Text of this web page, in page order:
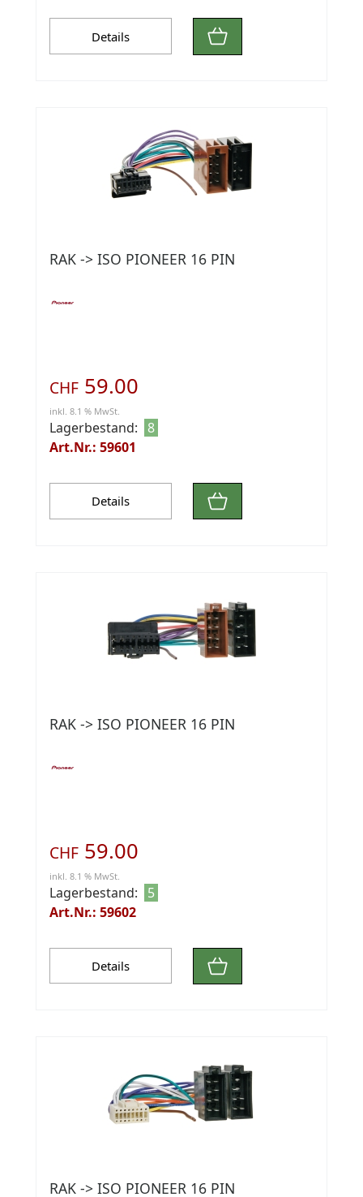
Details
RAK -> ISO PIONEER 16 PIN
CHF 59.00
inkl. 8.1 % MwSt.
Lagerbestand:
8
Art.Nr.: 59601
Details
RAK -> ISO PIONEER 16 PIN
CHF 59.00
inkl. 8.1 % MwSt.
Lagerbestand:
5
Art.Nr.: 59602
Details
RAK -> ISO PIONEER 16 PIN